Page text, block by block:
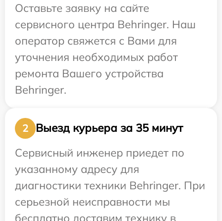
Оставьте заявку на сайте
сервисного центра Behringer. Наш
оператор свяжется с Вами для
уточнения необходимых работ
ремонта Вашего устройства
Behringer.
2
Выезд курьера за 35 минут
Сервисный инженер приедет по
указанному адресу для
диагностики техники Behringer. При
серьезной неисправности мы
бесплатно доставим технику в